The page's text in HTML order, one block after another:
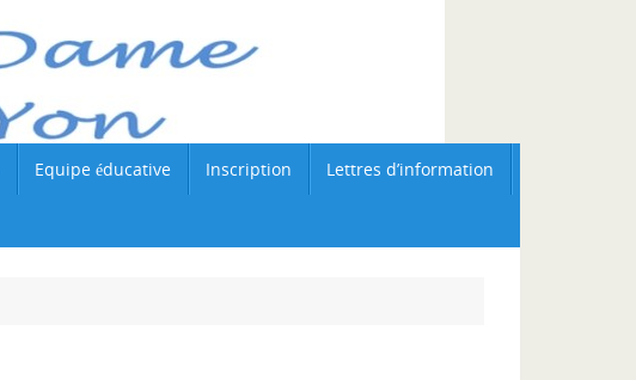
Equipe éducative Inscription Lettres d’information